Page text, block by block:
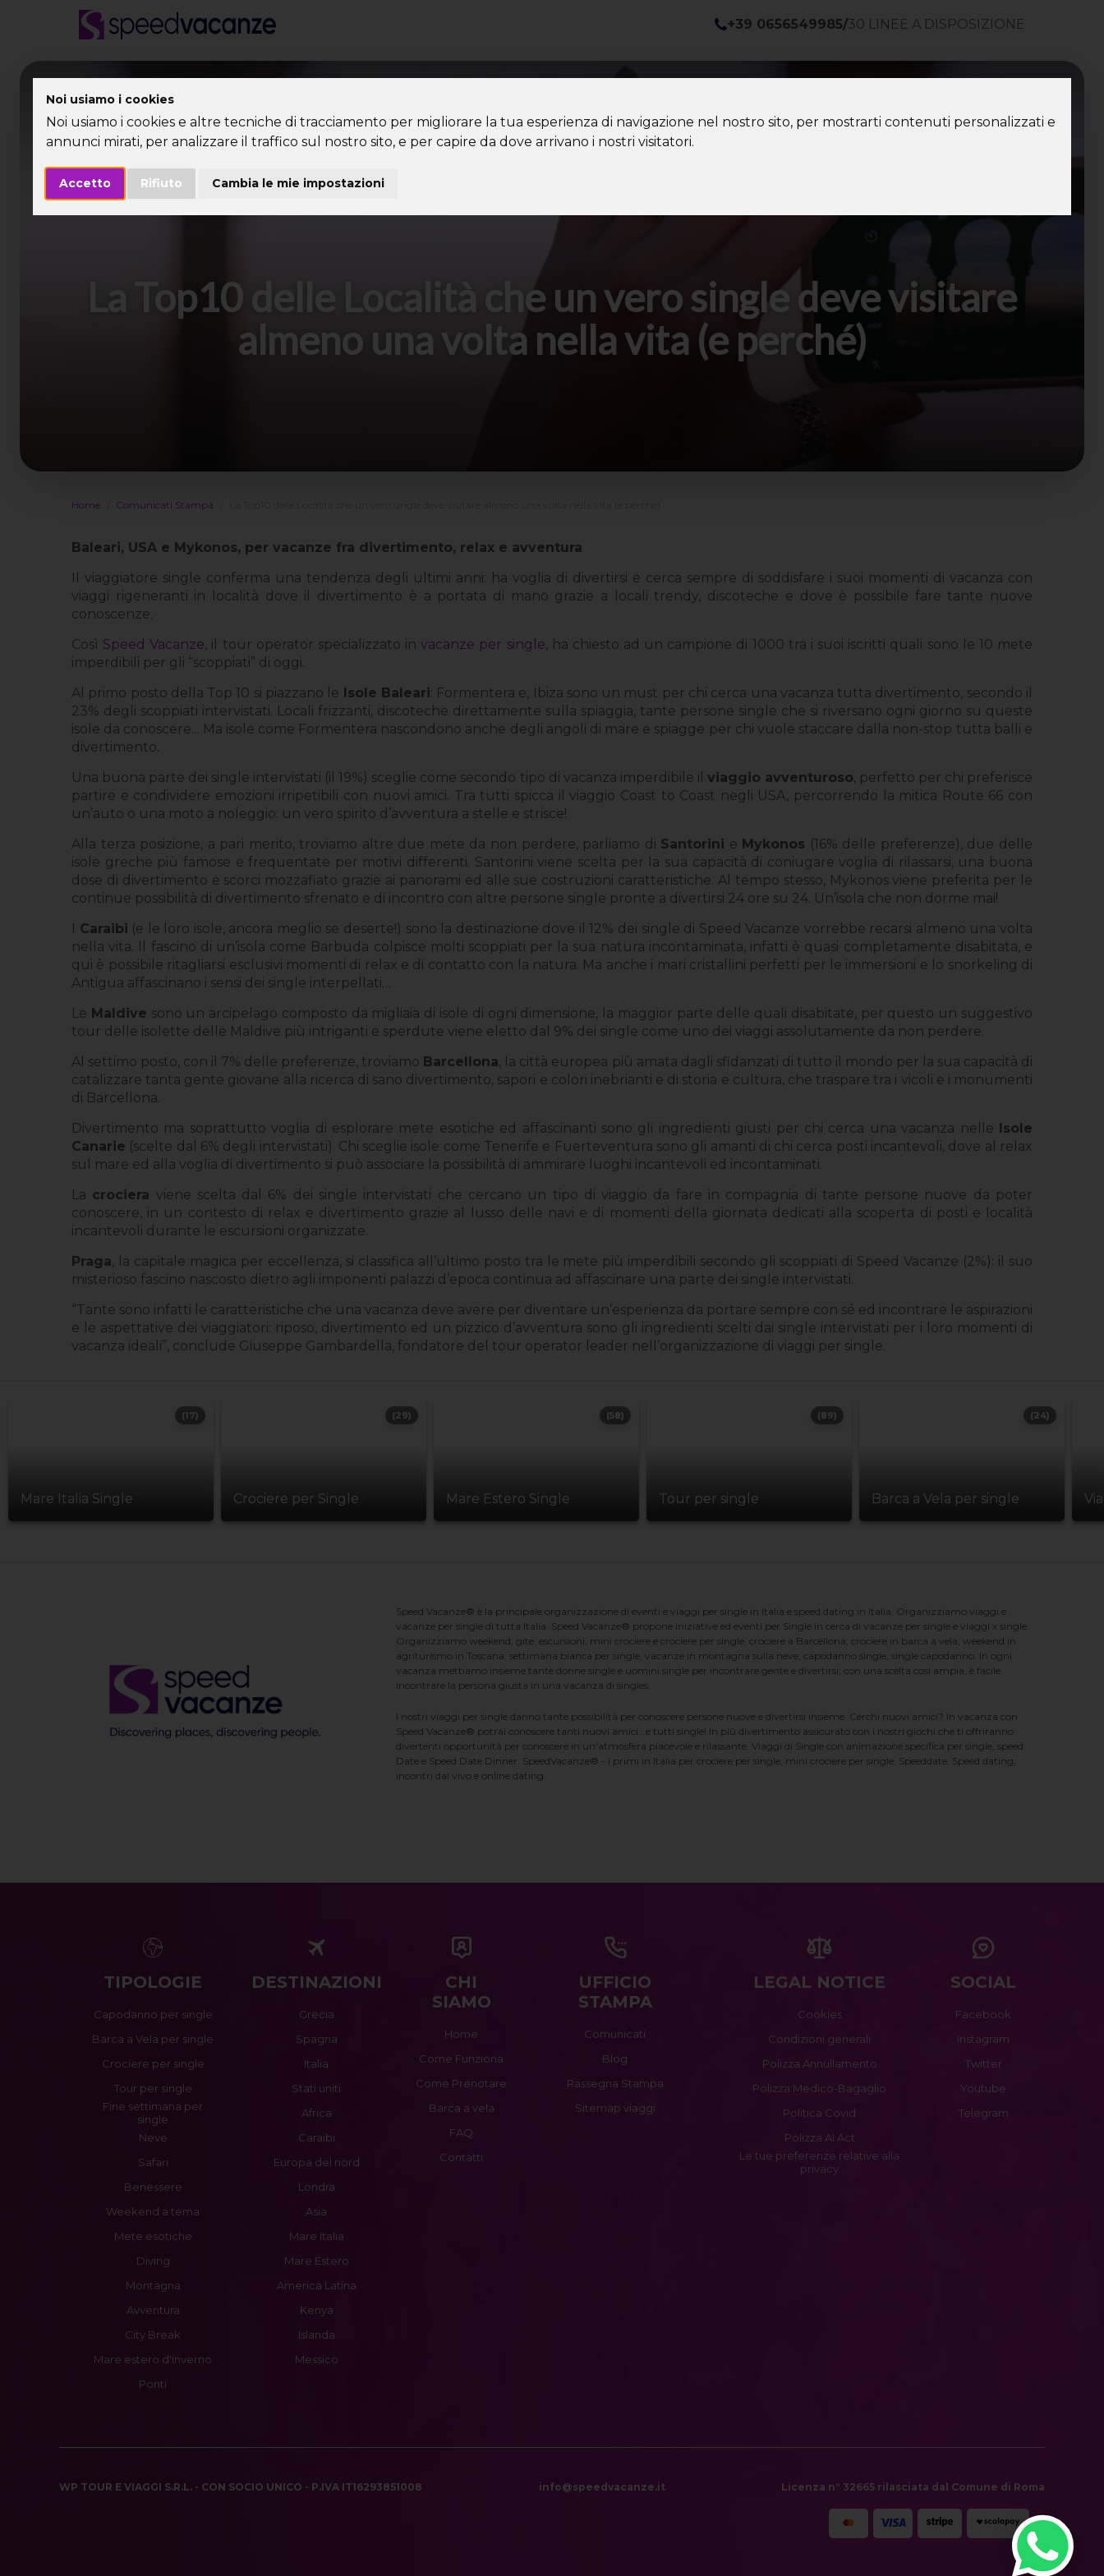
Noi usiamo i cookies
Noi usiamo i cookies e altre tecniche di tracciamento per migliorare la tua esperienza di navigazione nel nostro sito, per mostrarti contenuti personalizzati e
annunci mirati, per analizzare il traffico sul nostro sito, e per capire da dove arrivano i nostri visitatori.
Accetto Rifiuto Cambia le mie impostazioni
+39 0656549985/30 LINEE A DISPOSIZIONE
Destinazioni Diventa Tour LeaderContatti
La Top10 delle Località che un vero single deve visitare
almeno una volta nella vita (e perché)
Home Comunicati Stampa
Baleari, USA e Mykonos, per vacanze fra divertimento, relax e avventura
Il viaggiatore single conferma una tendenza degli ultimi anni: ha voglia di divertirsi e cerca sempre di soddisfare i suoi momenti di vacanza con
viaggi rigeneranti in località dove il divertimento è a portata di mano grazie a locali trendy, discoteche e dove è possibile fare tante nuove
conoscenze.
Così Speed Vacanze , il tour operator specializzato invacanze per single , ha chiesto ad un campione di 1000 tra i suoi iscritti quali sono le 10 mete
imperdibili per gli “scoppiati” di oggi.
Al primo posto della Top 10 si piazzano le Isole Baleari: Formentera e, Ibiza sono un must per chi cerca una vacanza tutta divertimento, secondo il
23% degli scoppiati intervistati. Locali frizzanti, discoteche direttamente sulla spiaggia, tante persone single che si riversano ogni giorno su queste
isole da conoscere... Ma isole come Formentera nascondono anche degli angoli di mare e spiagge per chi vuole staccare dalla non-stop tutta balli e
divertimento.
Una buona parte dei single intervistati (il 19%) sceglie come secondo tipo di vacanza imperdibile il viaggio avventuroso , perfetto per chi preferisce
partire e condividere emozioni irripetibili con nuovi amici. Tra tutti spicca il viaggio Coast to Coast negli USA, percorrendo la mitica Route 66 con
un’auto o una moto a noleggio: un vero spirito d’avventura a stelle e strisce!
Alla terza posizione, a pari merito, troviamo altre due mete da non perdere, parliamo di Santorini e Mykonos (16% delle preferenze), due delle
isole greche più famose e frequentate per motivi differenti. Santorini viene scelta per la sua capacità di coniugare voglia di rilassarsi, una buona
dose di divertimento e scorci mozzafiato grazie ai panorami ed alle sue costruzioni caratteristiche. Al tempo stesso, Mykonos viene preferita per le
continue possibilità di divertimento sfrenato e di incontro con altre persone single pronte a divertirsi 24 ore su 24. Un’isola che non dorme mai!
I Caraibi (e le loro isole, ancora meglio se deserte!) sono la destinazione dove il 12% dei single di Speed Vacanze vorrebbe recarsi almeno una volta
nella vita. Il fascino di un’isola come Barbuda colpisce molti scoppiati per la sua natura incontaminata, infatti è quasi completamente disabitata, e
qui è possibile ritagliarsi esclusivi momenti di relax e di contatto con la natura. Ma anche i mari cristallini perfetti per le immersioni e lo snorkeling di
Antigua affascinano i sensi dei single interpellati…
Le Maldive sono un arcipelago composto da migliaia di isole di ogni dimensione, la maggior parte delle quali disabitate, per questo un suggestivo
tour delle isolette delle Maldive più intriganti e sperdute viene eletto dal 9% dei single come uno dei viaggi assolutamente da non perdere.
Al settimo posto, con il 7% delle preferenze, troviamo Barcellona , la città europea più amata dagli sfidanzati di tutto il mondo per la sua capacità di
catalizzare tanta gente giovane alla ricerca di sano divertimento, sapori e colori inebrianti e di storia e cultura, che traspare tra i vicoli e i monumenti
di Barcellona.
Divertimento ma soprattutto voglia di esplorare mete esotiche ed affascinanti sono gli ingredienti giusti per chi cerca una vacanza nelle Isole
Canarie (scelte dal 6% degli intervistati). Chi sceglie isole come Tenerife e Fuerteventura sono gli amanti di chi cerca posti incantevoli, dove al relax
sul mare ed alla voglia di divertimento si può associare la possibilità di ammirare luoghi incantevoli ed incontaminati.
La crociera viene scelta dal 6% dei single intervistati che cercano un tipo di viaggio da fare in compagnia di tante persone nuove da poter
conoscere, in un contesto di relax e divertimento grazie al lusso delle navi e di momenti della giornata dedicati alla scoperta di posti e località
incantevoli durante le escursioni organizzate.
Praga , la capitale magica per eccellenza, si classifica all’ultimo posto tra le mete più imperdibili secondo gli scoppiati di Speed Vacanze (2%): il suo
misterioso fascino nascosto dietro agli imponenti palazzi d’epoca continua ad affascinare una parte dei single intervistati.
“Tante sono infatti le caratteristiche che una vacanza deve avere per diventare un’esperienza da portare sempre con sé ed incontrare le aspirazioni
e le aspettative dei viaggiatori: riposo, divertimento ed un pizzico d’avventura sono gli ingredienti scelti dai single intervistati per i loro momenti di
vacanza ideali”, conclude Giuseppe Gambardella, fondatore del tour operator leader nell’organizzazione di viaggi per single.
Mare Italia Single
(17)
Crociere per Single
(29)
Mare Estero Single
(58)
Tour per single
(89)
Barca a Vela per single
(24)
Speed Vacanze® è la principale organizzazione di eventi e viaggi per single in Italia e speed dating in Italia. Organizziamo viaggi e
vacanze per single di tutta Italia. Speed Vacanze® propone iniziative ed eventi per Single in cerca di vacanze per single e viaggi x single.
Organizziamo weekend, gite, escursioni, mini crociere e crociere per single, crociere a Barcellona, crociere in barca a vela, weekend in
agriturismo in Toscana, settimana bianca per single, vacanze in montagna sulla neve, capodanno single, single capodanno. In ogni
vacanza mettiamo insieme tante donne single e uomini single per incontrare gente e divertirsi; con una scelta cosi ampia, è facile
incontrare la persona giusta in una vacanza di singles.
I nostri viaggi per single danno tante possibilità per conoscere persone nuove e divertirsi insieme. Cerchi nuovi amici? In vacanza con
Speed Vacanze® potrai conoscere tanti nuovi amici...e tutti single! In più divertimento assicurato con i nostri giochi che ti offriranno
divertenti opportunità per conoscere in un'atmosfera piacevole e rilassante. Viaggi di Single con animazione specifica per single, speed
Date e Speed Date Dinner. SpeedVacanze® - i primi in Italia per crociere per single, mini crociere per single, Speeddate, Speed dating,
incontri dal vivo e online dating.
TIPOLOGIE
Capodanno per single
Barca a Vela per single
Crociere per single
Tour per single
Fine settimana per
single
Neve
Safari
Benessere
Weekend a tema
Mete esotiche
Diving
Montagna
Avventura
City Break
Mare estero d'inverno
Ponti
DESTINAZIONI
Grecia
Spagna
Italia
Stati uniti
Africa
Caraibi
Europa del nord
Londra
Asia
Mare Italia
Mare Estero
America Latina
Kenya
Islanda
Messico
CHI
SIAMO
Home
Come Funziona
Come Prenotare
Barca a vela
FAQ
Contatti
UFFICIO
STAMPA
Comunicati
Blog
Rassegna Stampa
Sitemap viaggi
LEGAL NOTICE
Cookies
Condizioni generali
Polizza Annullamento
Polizza Medico-Bagaglio
Politica Covid
Polizza AI Act
Le tue preferenze relative alla
privacy
SOCIAL
Facebook
Instagram
Twitter
Youtube
Telegram
WP TOUR E VIAGGI S.R.L. - CON SOCIO UNICO - P.IVA IT16293851008 info@speedvacanze.it Licenza n° 32665 rilasciata dal Comune di Roma